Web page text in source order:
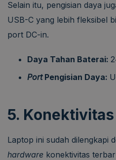
Selain itu, pengisian daya
USB-C yang lebih fleksibel
port DC-in.
Daya Tahan Baterai:
PortPengisian Daya:
5. Konektivitas
Laptop ini sudah dilengkapi
hardware konektivitas